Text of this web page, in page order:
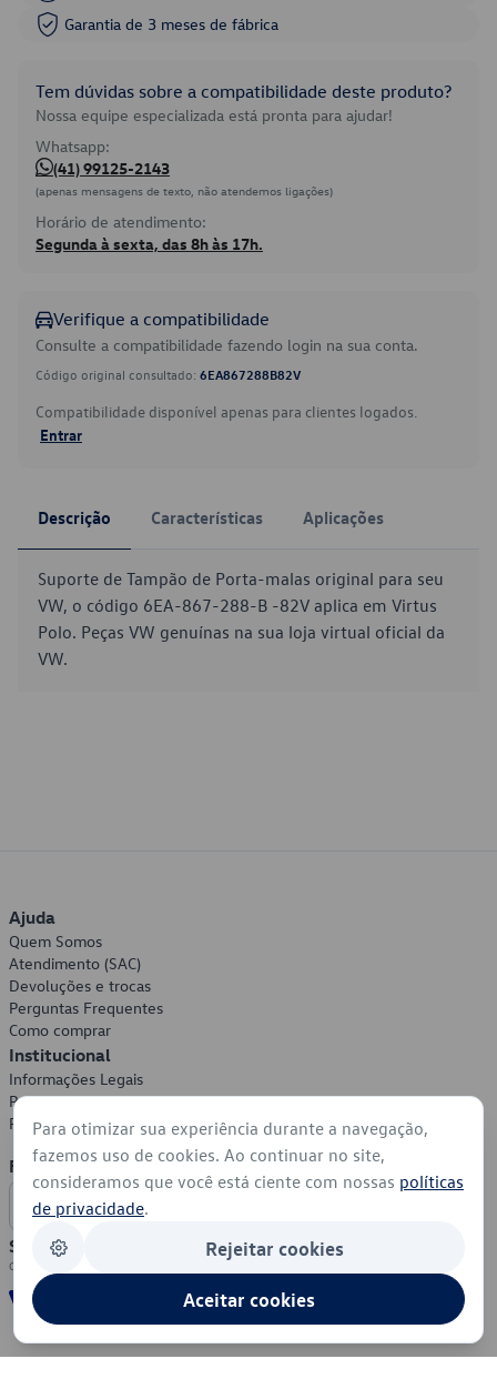
Garantia de 3 meses de fábrica
Tem dúvidas sobre a compatibilidade deste produto?
Nossa equipe especializada está pronta para ajudar!
Whatsapp:
(41) 99125-2143
(apenas mensagens de texto, não atendemos ligações)
Horário de atendimento:
Segunda à sexta, das 8h às 17h.
Verifique a compatibilidade
Consulte a compatibilidade fazendo login na sua conta.
Código original consultado: 6EA867288B82V
Compatibilidade disponível apenas para clientes logados.
Entrar
Descrição Características Aplicações
Suporte de Tampão de Porta-malas original para seu
VW, o código 6EA-867-288-B -82V aplica em Virtus
Polo. Peças VW genuínas na sua loja virtual oficial da
VW.
Ajuda
Quem Somos
Atendimento (SAC)
Devoluções e trocas
Perguntas Frequentes
Como comprar
Institucional
Informações Legais
Política de Privacidade
Política de Cookies
Formas de Pagamento
Segurança
Para otimizar sua experiência durante a navegação,
fazemos uso de cookies. Ao continuar no site,
consideramos que você está ciente com nossas políticas
de privacidade.
Rejeitar cookies
Aceitar cookies